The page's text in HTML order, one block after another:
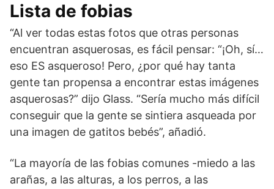
Lista de fobias
“Al ver todas estas fotos que otras personas
encuentran asquerosas, es fácil pensar: “¡Oh, sí…
eso ES asqueroso! Pero, ¿por qué hay tanta
gente tan propensa a encontrar estas imágenes
asquerosas?” dijo Glass. “Sería mucho más difícil
conseguir que la gente se sintiera asqueada por
una imagen de gatitos bebés”, añadió.
“La mayoría de las fobias comunes -miedo a las
arañas, a las alturas, a los perros, a las